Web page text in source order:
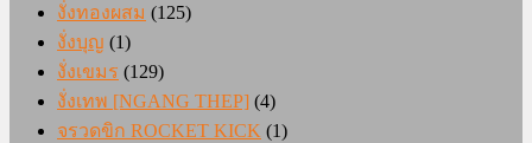
งั่งทองผสม (125)
งั่งบุญ (1)
งั่งเขมร (129)
งั่งเทพ [NGANG THEP] (4)
จรวดขิก ROCKET KICK (1)